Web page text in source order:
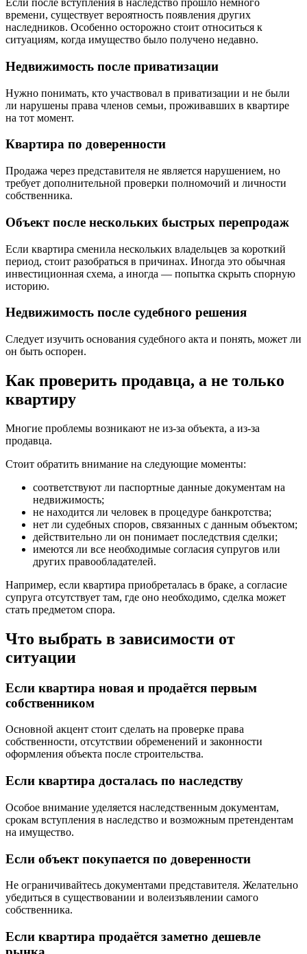
Если после вступления в наследство прошло немного
времени, существует вероятность появления других
наследников. Особенно осторожно стоит относиться к
ситуациям, когда имущество было получено недавно.
Недвижимость после приватизации
Нужно понимать, кто участвовал в приватизации и не были
ли нарушены права членов семьи, проживавших в квартире
на тот момент.
Квартира по доверенности
Продажа через представителя не является нарушением, но
требует дополнительной проверки полномочий и личности
собственника.
Объект после нескольких быстрых перепродаж
Если квартира сменила нескольких владельцев за короткий
период, стоит разобраться в причинах. Иногда это обычная
инвестиционная схема, а иногда — попытка скрыть спорную
историю.
Недвижимость после судебного решения
Следует изучить основания судебного акта и понять, может ли
он быть оспорен.
Как проверить продавца, а не только
квартиру
Многие проблемы возникают не из-за объекта, а из-за
продавца.
Стоит обратить внимание на следующие моменты:
соответствуют ли паспортные данные документам на
недвижимость;
не находится ли человек в процедуре банкротства;
нет ли судебных споров, связанных с данным объектом;
действительно ли он понимает последствия сделки;
имеются ли все необходимые согласия супругов или
других правообладателей.
Например, если квартира приобреталась в браке, а согласие
супруга отсутствует там, где оно необходимо, сделка может
стать предметом спора.
Что выбрать в зависимости от
ситуации
Если квартира новая и продаётся первым
собственником
Основной акцент стоит сделать на проверке права
собственности, отсутствии обременений и законности
оформления объекта после строительства.
Если квартира досталась по наследству
Особое внимание уделяется наследственным документам,
срокам вступления в наследство и возможным претендентам
на имущество.
Если объект покупается по доверенности
Не ограничивайтесь документами представителя. Желательно
убедиться в существовании и волеизъявлении самого
собственника.
Если квартира продаётся заметно дешевле